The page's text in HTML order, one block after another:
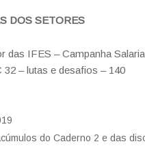
DOS SETORES
das IFES – Campanha
– lutas e desafios – 140
do Caderno 2 e das